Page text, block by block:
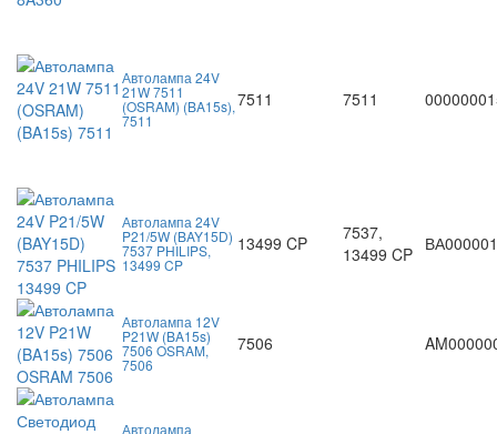
Автолампа 24V
21W 7511
(OSRAM) (BA15s),
7511
7511 7511
Автолампа 24V
P21/5W (BAY15D)
7537 PHILIPS,
13499 CP
13499 CP
7537,
13499 CP
Автолампа 12V
P21W (BA15s)
7506 OSRAM,
7506
7506
Автолампа